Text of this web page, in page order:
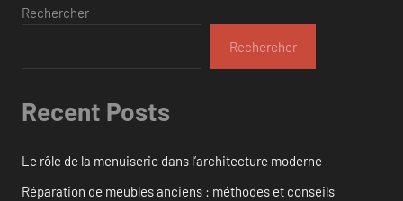
Rechercher
Rechercher
Recent Posts
Le rôle de la menuiserie dans l’architecture moderne
Réparation de meubles anciens : méthodes et conseils